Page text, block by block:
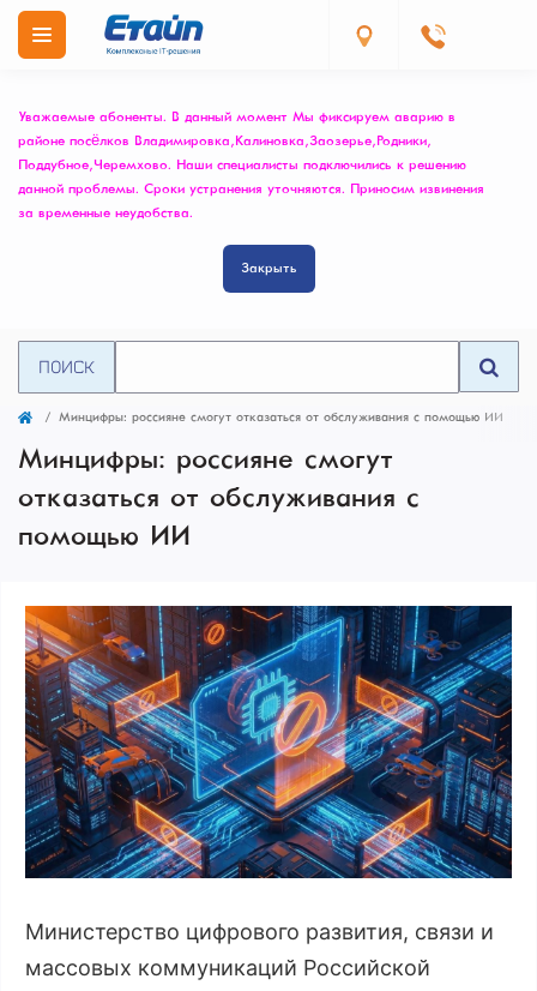
Уважаемые абоненты. В данный момент Мы фиксируем аварию в
районе посёлков Владимировка, Калиновка, Заозерье, Родники,
Поддубное, Черемхово. Наши специалисты подключились к решению
данной проблемы. Сроки устранения уточняются. Приносим извинения
за временные неудобства.
Закрыть
ПОИСК
Минцифры: россияне смогут отказаться от обслуживания с помощью ИИ
Минцифры: россияне смогут
отказаться от обслуживания с
помощью ИИ
Министерство цифрового развития, связи и
массовых коммуникаций Российской